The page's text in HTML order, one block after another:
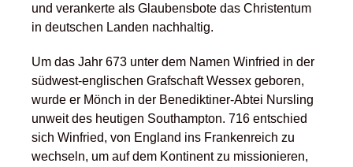
und verankerte als Glaubensbote das Christentum
in deutschen Landen nachhaltig.
Um das Jahr 673 unter dem Namen Winfried in der
südwest-englischen Grafschaft Wessex geboren,
wurde er Mönch in der Benediktiner-Abtei Nursling
unweit des heutigen Southampton. 716 entschied
sich Winfried, von England ins Frankenreich zu
wechseln, um auf dem Kontinent zu missionieren,